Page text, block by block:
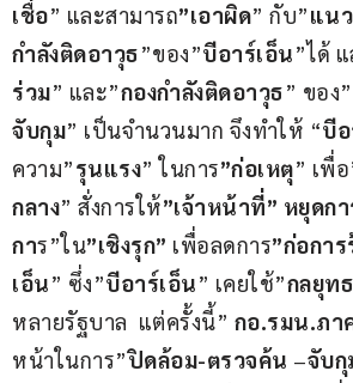
เชื่อ” และสามารถ”เอาผิด” กับ”แน
กำลังติดอาวุธ”ของ”บีอาร์เอ็น”ได้
ร่วม” และ”กองกำลังติดอาวุธ” ของ”
จับกุม” เป็นจำนวนมาก จึงทำให้ “บี
ความ”รุนแรง” ในการ”ก่อเหตุ” เพื่อ
กลาง” สั่งการให้”เจ้าหน้าที่” หยุดกา
การ”ใน”เชิงรุก” เพื่อลดการ”ก่อการ
เอ็น” ซึ่ง”บีอาร์เอ็น” เคยใช้”กลยุท
หลายรัฐบาล  แต่ครั้งนี้” กอ.รมน.ภา
หน้าในการ”ปิดล้อม-ตรวจค้น –จับกุ